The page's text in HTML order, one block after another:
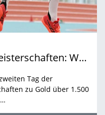
Süddeutsche Hallenmeisterschaften: Weitere sieben Goldmedaillen
Tag der
zu Gold über 1.500